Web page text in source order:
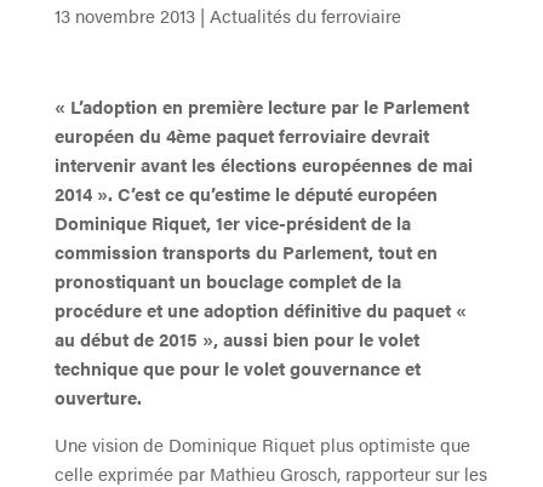
13 novembre 2013| Actualités du ferroviaire
« L’adoption en première lecture par le Parlement
européen du 4ème paquet ferroviaire devrait
intervenir avant les élections européennes de mai
2014 ». C’est ce qu’estime le député européen
Dominique Riquet, 1er vice-président de la
commission transports du Parlement, tout en
pronostiquant un bouclage complet de la
procédure et une adoption définitive du paquet «
au début de 2015 », aussi bien pour le volet
technique que pour le volet gouvernance et
ouverture.
Une vision de Dominique Riquet plus optimiste que
celle exprimée par Mathieu Grosch, rapporteur sur les